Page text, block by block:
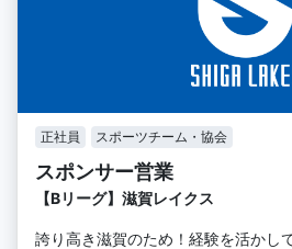
正社員 スポーツチーム・協会
スポンサー営業
【Bリーグ】滋賀レイクス
誇り高き滋賀のため！経験を活かし